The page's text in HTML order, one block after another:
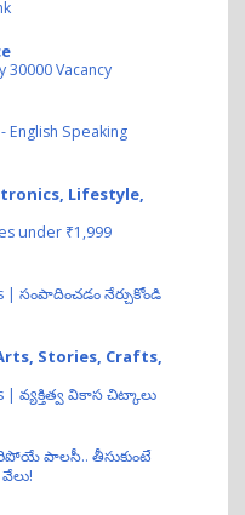
Vacancy
English Speaking
Lifestyle,
under ₹1,999
| సంపాదించడం నేర్చుకోండి
Stories, Crafts,
| వ్యక్తిత్వ వికాస చిట్కాలు
పాలసీ.. తీసుకుంటే